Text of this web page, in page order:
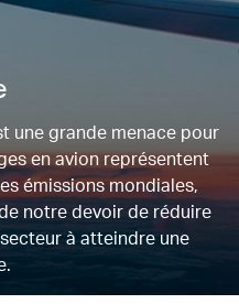
une grande menace pour
en avion représentent
émissions mondiales,
notre devoir de réduire
à atteindre une